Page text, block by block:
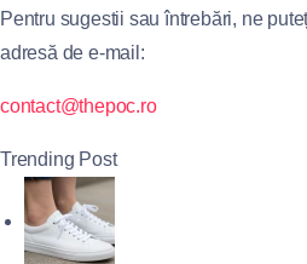
Pentru sugestii sau întrebări, ne
adresă de e-mail:
contact@thepoc.ro
Trending Post